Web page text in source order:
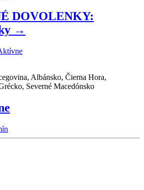
DOVOLENKY:
→
Albánsko, Čierna Hora,
Severné Macedónsko